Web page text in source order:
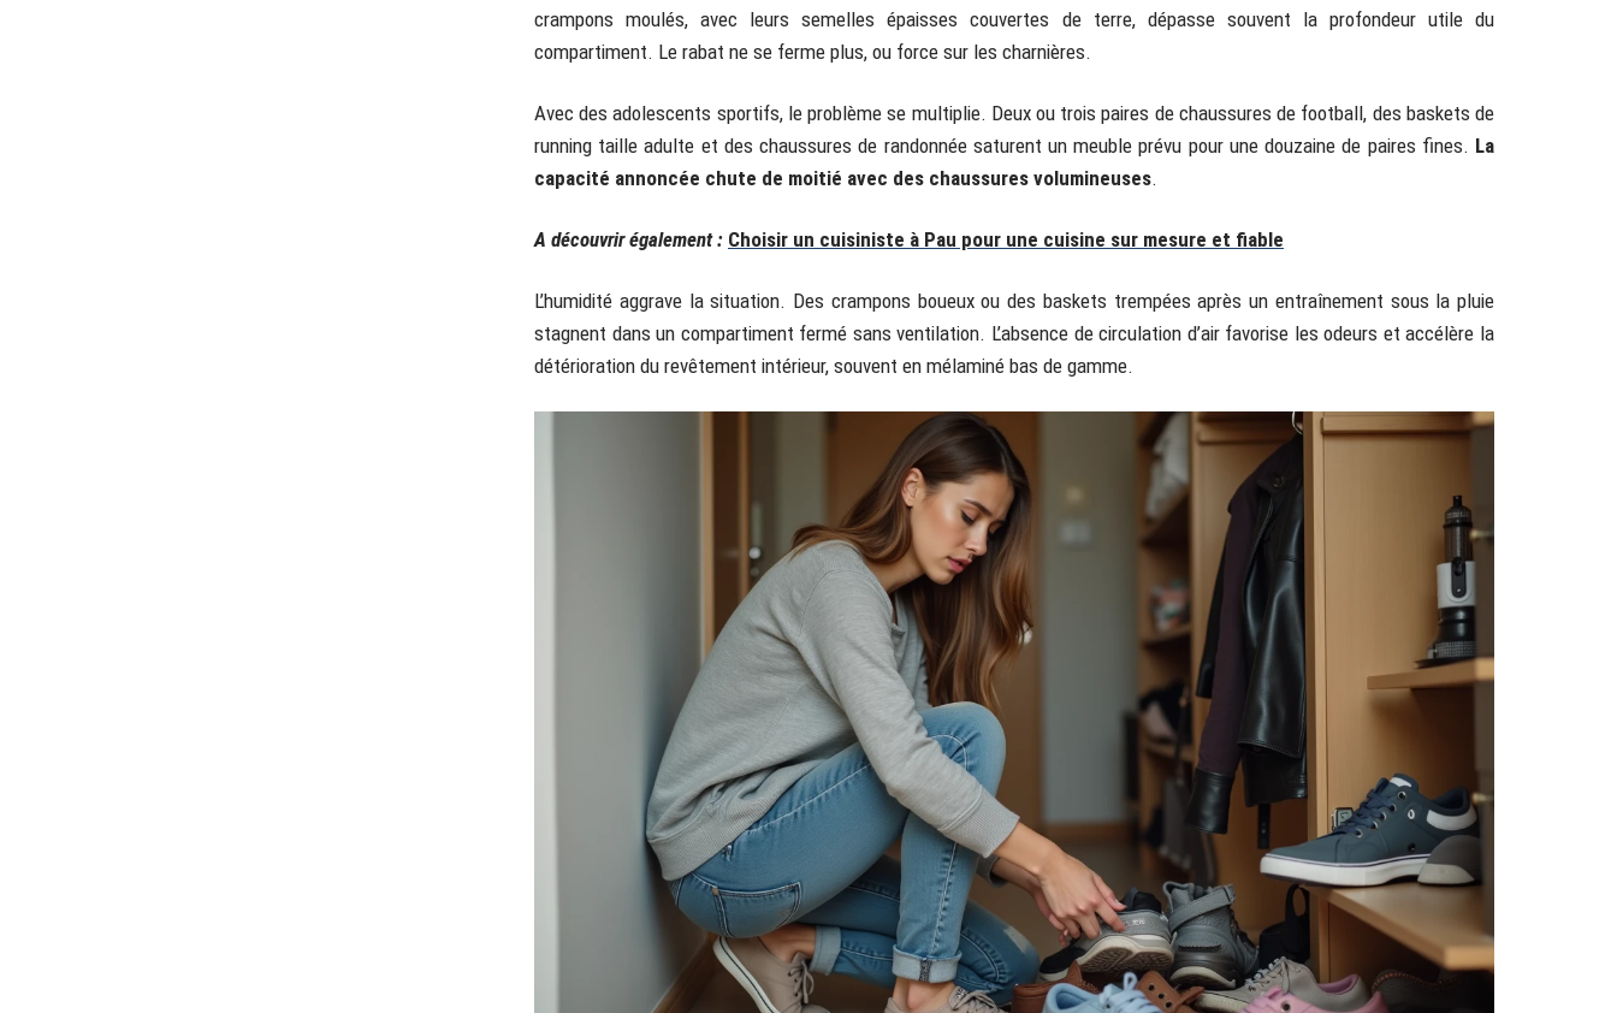
crampons moulés, avec leurs semelles épaisses couvertes de terre, dépasse souvent la profondeur utile du
compartiment. Le rabat ne se ferme plus, ou force sur les charnières.
Avec des adolescents sportifs, le problème se multiplie. Deux ou trois paires de chaussures de football, des baskets de
running taille adulte et des chaussures de randonnée saturent un meuble prévu pour une douzaine de paires fines. La
capacité annoncée chute de moitié avec des chaussures volumineuses.
A découvrir également : Choisir un cuisiniste à Pau pour une cuisine sur mesure et fiable
L’humidité aggrave la situation. Des crampons boueux ou des baskets trempées après un entraînement sous la pluie
stagnent dans un compartiment fermé sans ventilation. L’absence de circulation d’air favorise les odeurs et accélère la
détérioration du revêtement intérieur, souvent en mélaminé bas de gamme.